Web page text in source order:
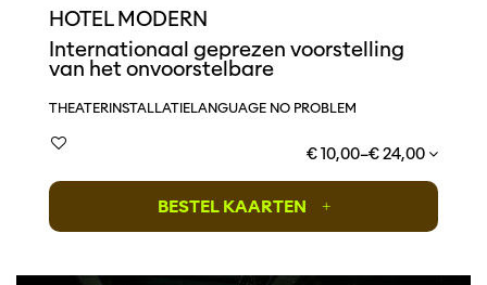
HOTEL MODERN
Internationaal geprezen voorstelling
van het onvoorstelbare
THEATERINSTALLATIELANGUAGE NO PROBLEM
€ 10,00–€ 24,00
BESTEL KAARTEN +